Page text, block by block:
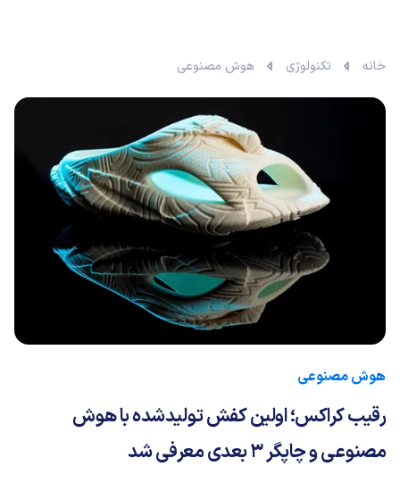
خانه تکنولوژی هوش مصنوعی
هوش مصنوعی
رقیب کراکس؛ اولین کفش‌ تولیدشده با هوش
مصنوعی و چاپگر 3 بعدی معرفی شد